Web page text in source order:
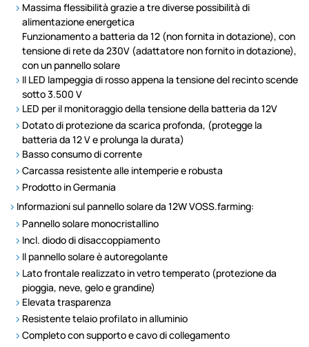
Massima flessibilità grazie a tre diverse possibilità di
alimentazione energetica
Funzionamento a batteria da 12 (non fornita in dotazione), con
tensione di rete da 230V (adattatore non fornito in dotazione),
con un pannello solare
Il LED lampeggia di rosso appena la tensione del recinto scende
sotto 3.500 V
LED per il monitoraggio della tensione della batteria da 12V
Dotato di protezione da scarica profonda, (protegge la
batteria da 12 V e prolunga la durata)
Basso consumo di corrente
Carcassa resistente alle intemperie e robusta
Prodotto in Germania
Informazioni sul pannello solare da 12W VOSS.farming:
Pannello solare monocristallino
Incl. diodo di disaccoppiamento
Il pannello solare è autoregolante
Lato frontale realizzato in vetro temperato (protezione da
pioggia, neve, gelo e grandine)
Elevata trasparenza
Resistente telaio profilato in alluminio
Completo con supporto e cavo di collegamento